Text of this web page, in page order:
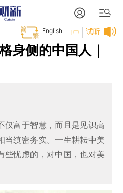
试听
T中
English
身侧的中国人｜
仅富于智慧，而且是见识高
当缜密务实。一生耕耘中美
些忧虑的，对中国，也对美